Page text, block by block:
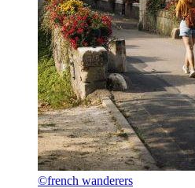
©french wanderers